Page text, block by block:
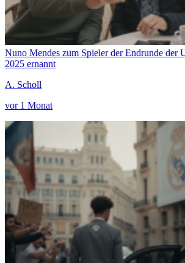
Nuno Mendes zum Spieler der Endrunde der
2025 ernannt
A. Scholl
vor 1 Monat